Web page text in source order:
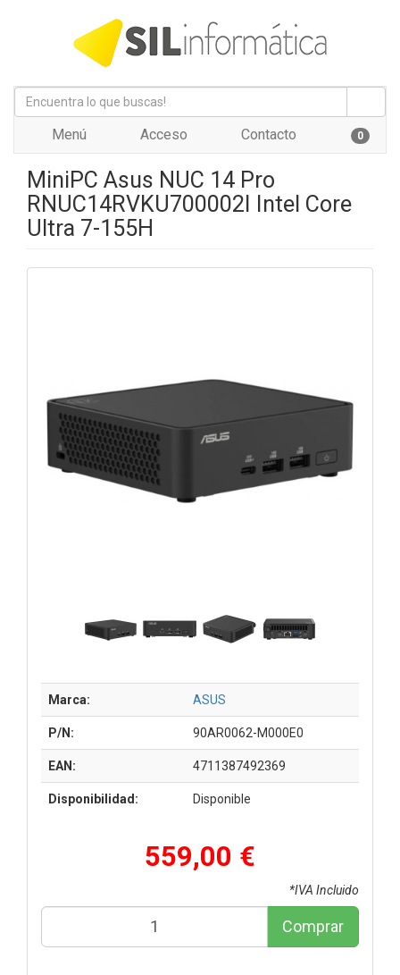
Menú Acceso Contacto 0
MiniPC Asus NUC 14 Pro
RNUC14RVKU700002I Intel Core
Ultra 7-155H
Marca: ASUS
P/N: 90AR0062-M000E0
EAN: 4711387492369
Disponibilidad: Disponible
559,00 €
*IVA Incluido
Comprar